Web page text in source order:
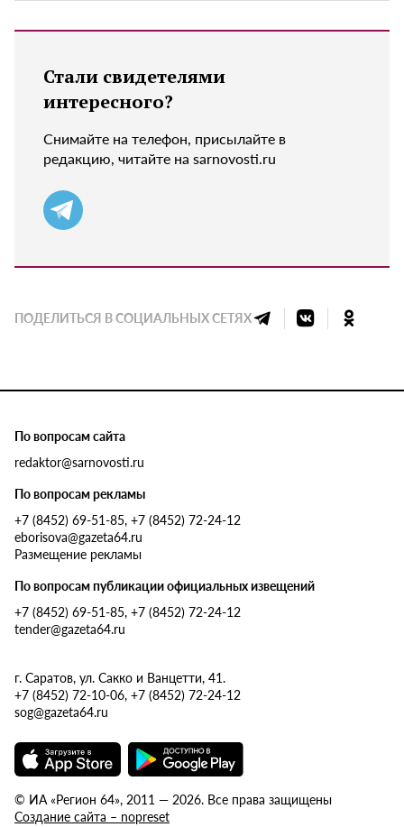
Стали свидетелями
интересного?
Снимайте на телефон, присылайте в
редакцию, читайте на sarnovosti.ru
ПОДЕЛИТЬСЯ В СОЦИАЛЬНЫХ СЕТЯХ
По вопросам сайта
redaktor@sarnovosti.ru
По вопросам рекламы
+7 (8452) 69-51-85, +7 (8452) 72-24-12
eborisova@gazeta64.ru
Размещение рекламы
По вопросам публикации официальных извещений
+7 (8452) 69-51-85, +7 (8452) 72-24-12
tender@gazeta64.ru
г. Саратов, ул. Сакко и Ванцетти, 41.
+7 (8452) 72-10-06, +7 (8452) 72-24-12
sog@gazeta64.ru
© ИА «Регион 64», 2011 — 2026. Все права защищены
Создание сайта – nopreset